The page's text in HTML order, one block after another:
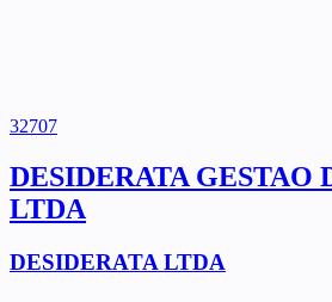
32707
DESIDERATA GESTAO
LTDA
DESIDERATA LTDA